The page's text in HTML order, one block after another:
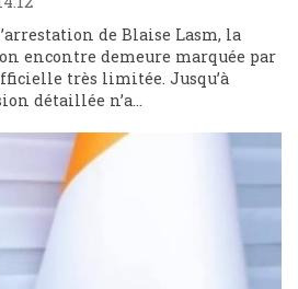
de Blaise Lasm, la
encontre demeure marquée par
très limitée. Jusqu’à
détaillée n’a...